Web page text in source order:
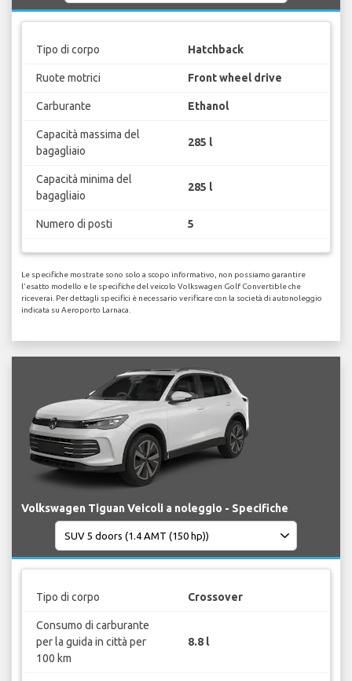
Tipo di corpo Hatchback
Ruote motrici Front wheel drive
Carburante Ethanol
Capacità massima del
bagagliaio
285 l
Capacità minima del
bagagliaio
285 l
Numero di posti 5
Le specifiche mostrate sono solo a scopo informativo, non possiamo garantire
l'esatto modello e le specifiche del veicolo Volkswagen Golf Convertible che
riceverai. Per dettagli specifici è necessario verificare con la società di autonoleggio
indicata su Aeroporto Larnaca.
Volkswagen Tiguan Veicoli a noleggio - Specifiche
Tipo di corpo Crossover
Consumo di carburante
per la guida in città per
100 km
8.8 l